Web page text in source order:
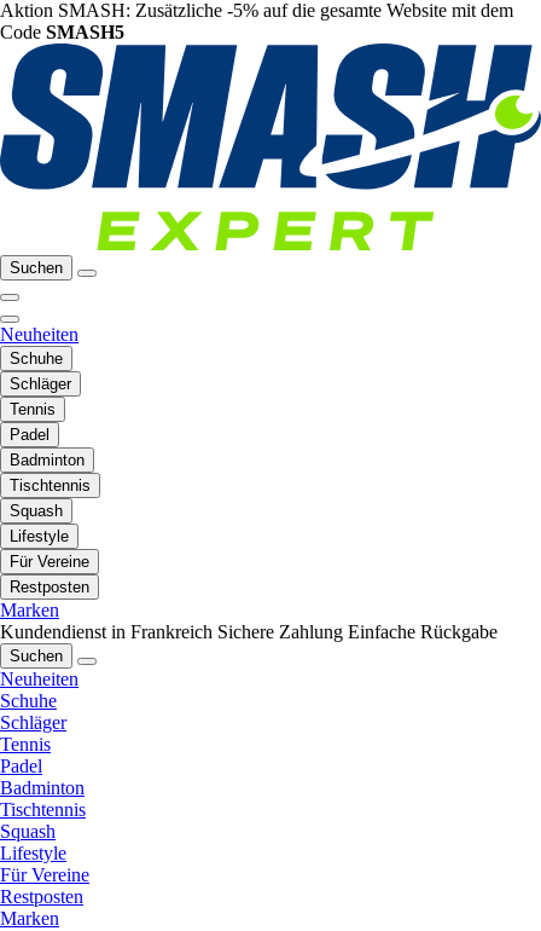
Aktion SMASH: Zusätzliche -5% auf die gesamte Website mit dem
Code SMASH5
Suchen
Neuheiten
Schuhe
Schläger
Tennis
Padel
Badminton
Tischtennis
Squash
Lifestyle
Für Vereine
Restposten
Marken
Kundendienst in Frankreich Sichere Zahlung Einfache Rückgabe
Suchen
Neuheiten
Schuhe
Schläger
Tennis
Padel
Badminton
Tischtennis
Squash
Lifestyle
Für Vereine
Restposten
Marken